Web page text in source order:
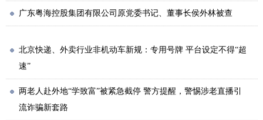
广东粤海控股集团有限公司原党委书记、董事长侯外林被查
北京快递、外卖行业非机动车新规：专用号牌 平台设定不得“超
速”
两老人赴外地“学致富”被紧急截停 警方提醒，警惕涉老直播引
流诈骗新套路